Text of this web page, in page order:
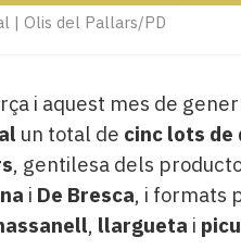
| Olis del Pallars/PD
i aquest mes de gener
un total de cinc lots de
, gentilesa dels
i De Bresca, i formats
, llargueta i